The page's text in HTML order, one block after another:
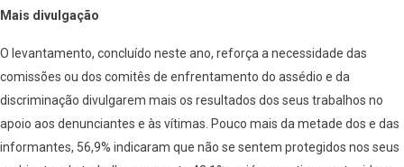
Mais divulgação
O levantamento, concluído neste ano, reforça a necessidade das
comissões ou dos comitês de enfrentamento do assédio e da
discriminação divulgarem mais os resultados dos seus trabalhos no
apoio aos denunciantes e às vítimas. Pouco mais da metade dos e das
informantes, 56,9% indicaram que não se sentem protegidos nos seus